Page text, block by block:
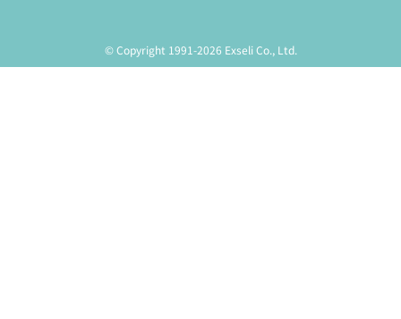
© Copyright 1991-2026 Exseli Co., Ltd.